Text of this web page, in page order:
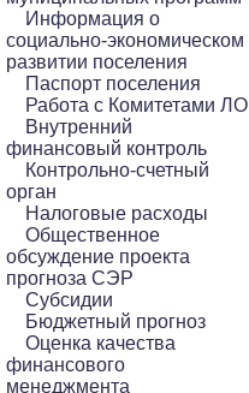
Информация о
социально-экономическом
развитии поселения
Паспорт поселения
Работа с Комитетами ЛО
Внутренний
финансовый контроль
Контрольно-счетный
орган
Налоговые расходы
Общественное
обсуждение проекта
прогноза СЭР
Субсидии
Бюджетный прогноз
Оценка качества
финансового
менеджмента